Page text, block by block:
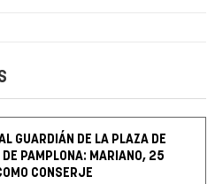
GUARDIÁN DE LA PLAZA DE
DE PAMPLONA: MARIANO, 25
CONSERJE